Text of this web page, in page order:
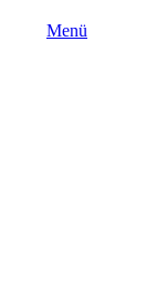
Menü